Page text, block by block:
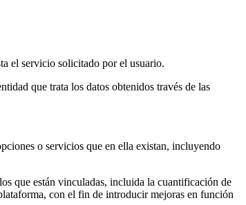
el servicio solicitado por el usuario.
que trata los datos obtenidos través de las
o servicios que en ella existan, incluyendo
que están vinculadas, incluida la cuantificación de
con el fin de introducir mejoras en función